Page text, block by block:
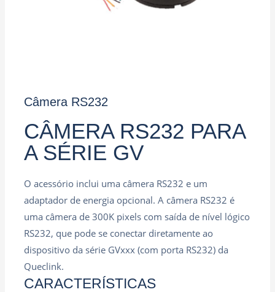
Câmera RS232
CÂMERA RS232 PARA
A SÉRIE GV
O acessório inclui uma câmera RS232 e um
adaptador de energia opcional. A câmera RS232 é
uma câmera de 300K pixels com saída de nível lógico
RS232, que pode se conectar diretamente ao
dispositivo da série GVxxx (com porta RS232) da
Queclink.
CARACTERÍSTICAS